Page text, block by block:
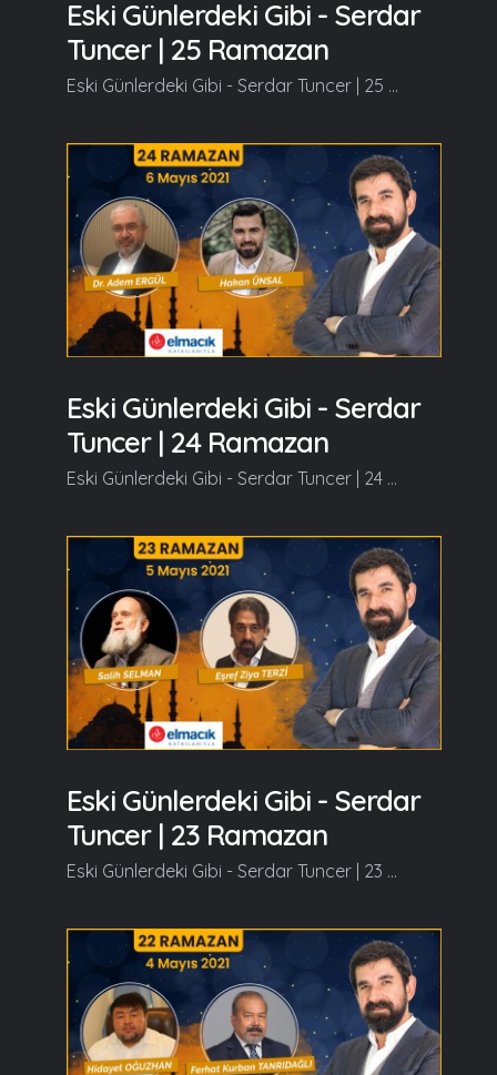
Eski Günlerdeki Gibi - Serdar
Tuncer | 25 Ramazan
Eski Günlerdeki Gibi - Serdar Tuncer | 25 Ramazan Konuklarımız, Prof. Dr. Mim Kemal ÖKE ve Mehmet KEMİKSİZ olacaklar. Ramazan güzeldir, Beraber güzelleşelim...
Eski Günlerdeki Gibi - Serdar
Tuncer | 24 Ramazan
Eski Günlerdeki Gibi - Serdar Tuncer | 24 Ramazan Konuklarımız, Dr. Adem ERGÜL ve Hakan ÜNSAL olacaklar. Ramazan güzeldir, Beraber güzelleşelim...
Eski Günlerdeki Gibi - Serdar
Tuncer | 23 Ramazan
Eski Günlerdeki Gibi - Serdar Tuncer | 23 Ramazan Konuklarımız, Salih SELMAN ve Eşref Ziya TERZİ olacaklar. Ramazan güzeldir, Beraber güzelleşelim...